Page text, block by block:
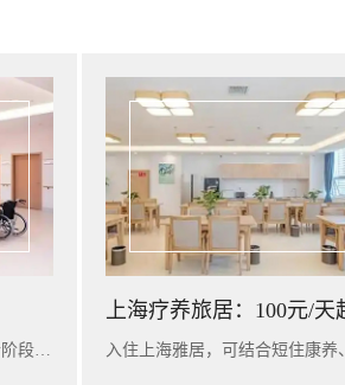
入住广州雅苑，可提供短期康养陪护、基础健康评估、营养支持及行程看护服务，适合阶段性休养与家庭陪护衔接。
上海疗养旅居：100元/天